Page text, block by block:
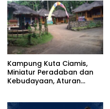
Kampung Kuta Ciamis,
Miniatur Peradaban dan
Kebudayaan, Aturan